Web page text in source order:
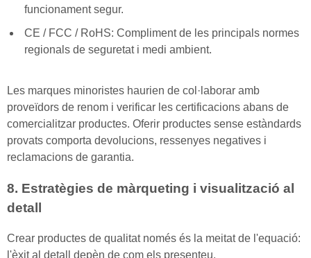
funcionament segur.
CE / FCC / RoHS: Compliment de les principals normes
regionals de seguretat i medi ambient.
Les marques minoristes haurien de col·laborar amb
proveïdors de renom i verificar les certificacions abans de
comercialitzar productes. Oferir productes sense estàndards
provats comporta devolucions, ressenyes negatives i
reclamacions de garantia.
8. Estratègies de màrqueting i visualització al
detall
Crear productes de qualitat només és la meitat de l'equació:
l'èxit al detall depèn de com els presenteu.